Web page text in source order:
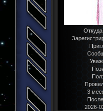
Откуда:
Пол:
3
2026-